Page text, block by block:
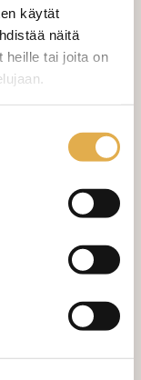
käytät
näitä
heille tai joita on
+ 22,00 €
+ 42,00 €
+ 4,00 €
+ 27,00 €
+ 28,00 €